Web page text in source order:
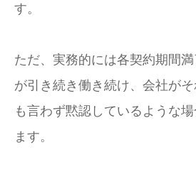
す。
ただ、実務的には各契約期間
が引き続き働き続け、会社が
も言わず黙認しているような
ます。